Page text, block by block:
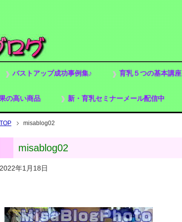
バストアップ成功事例集♪ 育乳５つの基本講座
の高い商品 新・育乳セミナーメール配信中
misablog02
misablog02
2022年1月18日